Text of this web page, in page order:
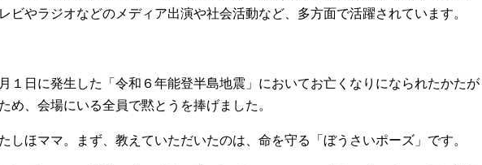
ビやラジオなどのメディア出演や社会活動など、多方面で活躍されています。
１日に発生した「令和６年能登半島地震」においてお亡くなりになられたかたが
め、会場にいる全員で黙とうを捧げました。
ほママ。まず、教えていただいたのは、命を守る「ぼうさいポーズ」です。